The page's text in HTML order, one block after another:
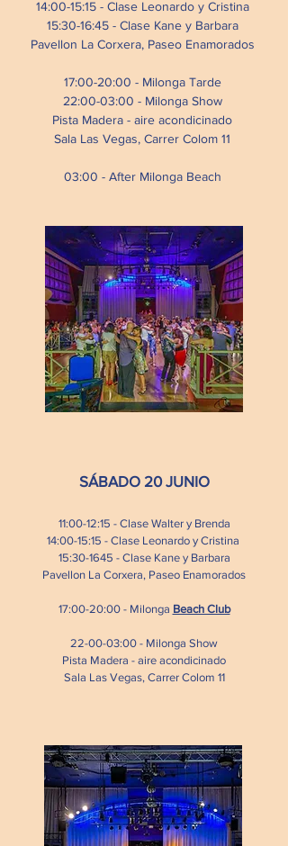
14:00-15:15 - Clase Leonardo y Cristina
15:30-16:45 - Clase Kane y Barbara
Pavellon La Corxera, Paseo Enamorados
17:00-20:00 - Milonga Tarde
22:00-03:00 - Milonga Show
Pista Madera - aire acondicinado
Sala Las Vegas, Carrer Colom 11
03:00 - After Milonga Beach
SÁBADO 20 JUNIO
11:00-12:15 - Clase Walter y Brenda
14:00-15:15 - Clase Leonardo y Cristina
15:30-1645 - Clase Kane y Barbara
Pavellon La Corxera, Paseo Enamorados
17:00-20:00 - Milonga Beach Club
22-00-03:00 - Milonga Show
Pista Madera - aire acondicinado
Sala Las Vegas, Carrer Colom 11